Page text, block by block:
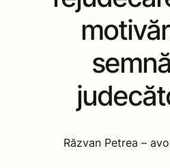
Răzvan Petrea –